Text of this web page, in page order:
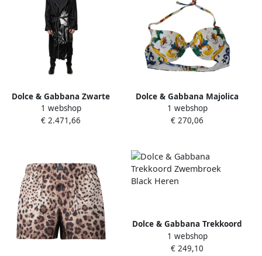
Dolce & Gabbana Zwarte
Bloemen Ceintuur Badjas
Nachtkleding Black Heren
1 webshop
€ 2.471,66
Dolce & Gabbana Majolica
Print Bikini Top Multicolor
Dames
1 webshop
€ 270,06
Dolce & Gabbana Trekkoord
Zwembroek Black Heren
1 webshop
€ 249,10